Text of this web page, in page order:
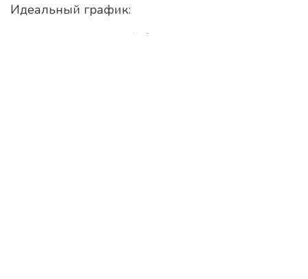
Идеальный график:
Ужин в 20:00 - легкий, без жира и сахара